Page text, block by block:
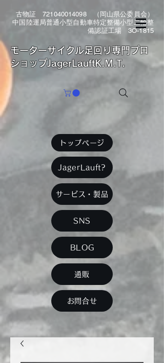
古物証 721040014098（岡山県公委員会）
中国陸運局普通小型自動車特定整備小型二輪整
備認証工場 3O-1815
​モーターサイクル足回り専門プロ
ショップJagerLauftK.M.T.
トップページ
JagerLauft?
サービス・製品
SNS
BLOG
通販
お問合せ